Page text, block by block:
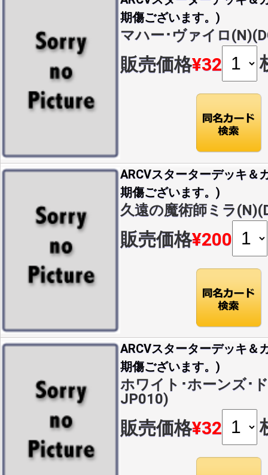
期傷ございます。)
マハー･ヴァイロ
販売価格¥32
ARCVスターターデッキ＆
期傷ございます。)
久遠の魔術師ミラ
販売価格¥200
ARCVスターターデッキ＆
期傷ございます。)
ホワイト･ホーンズ･
JP010)
販売価格¥32